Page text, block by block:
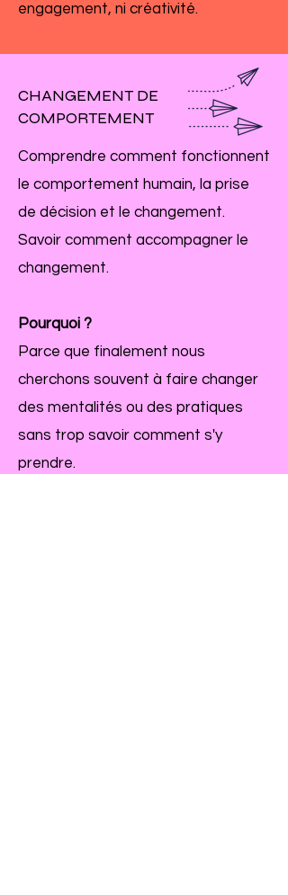
engagement, ni créativité.
CHANGEMENT DE
COMPORTEMENT
Comprendre comment fonctionnent
le comportement humain, la prise
de décision et le changement.
Savoir comment accompagner le
changement.
Pourquoi ?
Parce que finalement nous
cherchons souvent à faire changer
des mentalités ou des pratiques
sans trop savoir comment s'y
prendre.